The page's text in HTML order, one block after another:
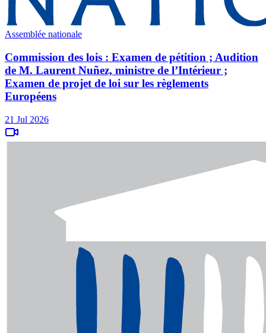
Assemblée nationale
Commission des lois : Examen de pétition ; Audition
de M. Laurent Nuñez, ministre de l’Intérieur ;
Examen de projet de loi sur les règlements
Européens
21 Jul 2026